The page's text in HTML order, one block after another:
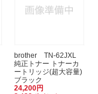
brother TN-62JXL
純正トナー トナーカ
ートリッジ(超大容量)
ブラック
24,200円